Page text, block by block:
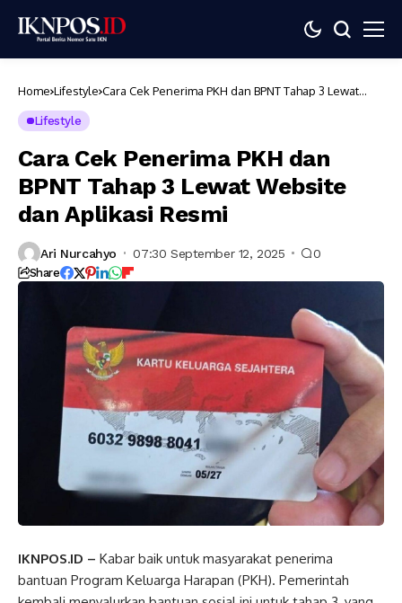
Home Lifestyle Cara Cek Penerima PKH dan BPNT Tahap 3 Lewat
Lifestyle
Cara Cek Penerima PKH dan
BPNT Tahap 3 Lewat Website
dan Aplikasi Resmi
Ari Nurcahyo 07:30 September 12, 2025 0
Share
IKNPOS.ID – Kabar baik untuk masyarakat penerima
bantuan Program Keluarga Harapan (PKH). Pemerintah